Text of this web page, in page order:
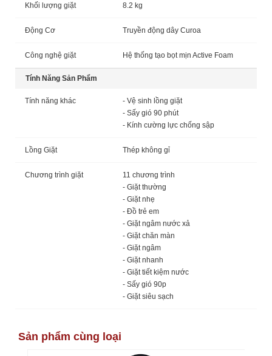
Khối lượng giặt 8.2 kg
Động Cơ Truyền động dây Curoa
Công nghệ giặt Hệ thống tạo bọt mịn Active Foam
Tính Năng Sản Phẩm
Tính năng khác
- Vệ sinh lồng giặt
- Sấy gió 90 phút
- Kính cường lực chống sập
Lồng Giặt Thép không gỉ
Chương trình giặt
11 chương trình
- Giặt thường
- Giặt nhẹ
- Đồ trẻ em
- Giặt ngâm nước xả
- Giặt chăn màn
- Giặt ngâm
- Giặt nhanh
- Giặt tiết kiệm nước
- Sấy gió 90p
- Giặt siêu sạch
Sản phẩm cùng loại